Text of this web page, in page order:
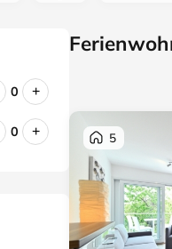
0 +
0 + 5